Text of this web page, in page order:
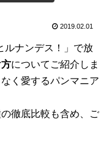
2019.02.01
ルナンデス！」で放
についてご紹介しま
く愛するパンマニア
徹底比較も含め、ご